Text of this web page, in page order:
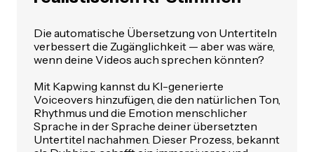
Die automatische Übersetzung von Untertiteln
verbessert die Zugänglichkeit — aber was wäre,
wenn deine Videos auch sprechen könnten?
Mit Kapwing kannst du KI-generierte
Voiceovers hinzufügen, die den natürlichen Ton,
Rhythmus und die Emotion menschlicher
Sprache in der Sprache deiner übersetzten
Untertitel nachahmen. Dieser Prozess, bekannt